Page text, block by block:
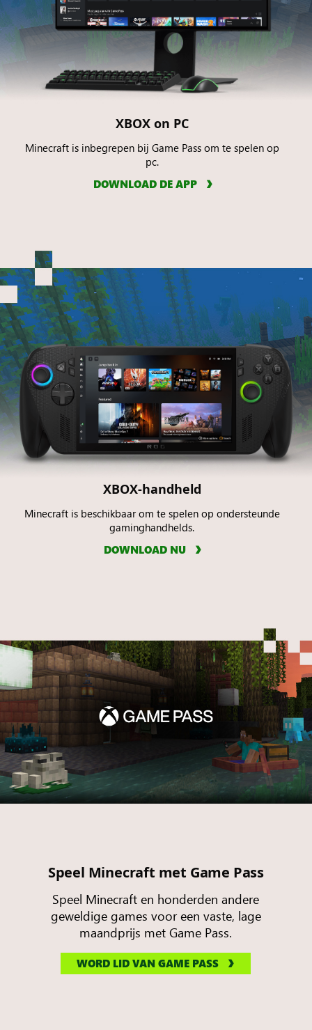
XBOX on PC
Minecraft is inbegrepen bij Game Pass om te spelen op
pc.
DOWNLOAD DE APP
XBOX-handheld
Minecraft is beschikbaar om te spelen op ondersteunde
gaminghandhelds.
DOWNLOAD NU
Speel Minecraft met Game Pass
Speel Minecraft en honderden andere
geweldige games voor een vaste, lage
maandprijs met Game Pass.
WORD LID VAN GAME PASS